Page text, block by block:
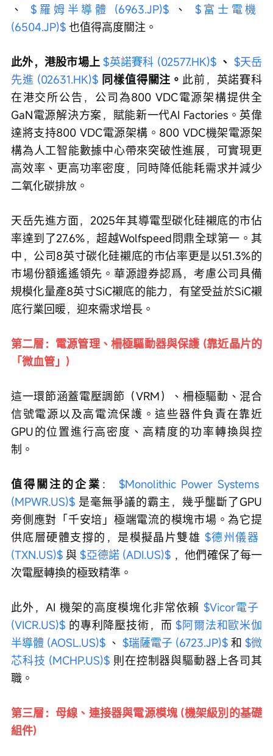
、 $羅姆半導體 (6963.JP)$ 、 $富士電機
(6504.JP)$ 也值得高度關注。
此外，港股市場上 $英諾賽科 (02577.HK)$ 、 $天岳
先進 (02631.HK)$ 同樣值得關注。 此前，英諾賽科
在港交所公告，公司為800 VDC電源架構提供全
GaN電源解決方案，賦能新一代AI Factories。英偉
達將支持800 VDC電源架構。800 VDC機架電源架
構為人工智能數據中心帶來突破性進展，可實現更
高效率、更高功率密度，同時降低能耗需求并減少
二氧化碳排放。
天岳先進方面，2025年其導電型碳化硅襯底的市佔
率達到了27.6%，超越Wolfspeed問鼎全球第一。其
中，公司8英寸碳化硅襯底的市佔率更是以51.3%的
市場份額遙遙領先。華源證券認爲，考慮公司具備
規模化量產8英寸SiC襯底的能力，有望受益於SiC襯
底行業回暖，迎來需求增長。
第二層：電源管理、柵極驅動器與保護 (靠近晶片的
「微血管」)
這一環節涵蓋電壓調節（VRM）、柵極驅動、混合
信號電源以及高電流保護。這些器件負責在靠近
GPU的位置進行高密度、高精度的功率轉換與控
制。
值得關注的企業 ： $Monolithic Power Systems
(MPWR.US)$ 是毫無爭議的霸主，幾乎壟斷了GPU
旁側應對「千安培」極端電流的模塊市場。為它提
供底層硬體支撐的，是模擬晶片雙雄 $德州儀器
(TXN.US)$ 與 $亞德諾 (ADI.US)$ ，他們確保了每一
次電壓轉換的極致精準。
此外，AI 機架的高度模塊化非常依賴 $Vicor電子
(VICR.US)$ 的專利降壓技術，而 $阿爾法和歐米伽
半導體 (AOSL.US)$ 、 $瑞薩電子 (6723.JP)$ 和 $微
芯科技 (MCHP.US)$ 則在控制器與驅動器上各司其
職。
第三層：母線、連接器與電源模塊 (機架級別的基礎
組件)